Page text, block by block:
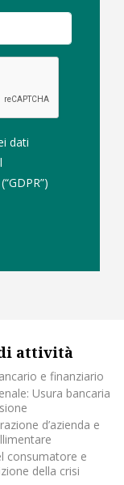
dati
attività
e finanziario
Usura bancaria
d’azienda e
consumatore e
della crisi